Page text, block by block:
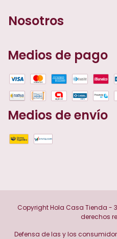
Nosotros
Medios de pago
Medios de envío
Copyright Hola Casa Tienda -
derechos
Defensa de las y los